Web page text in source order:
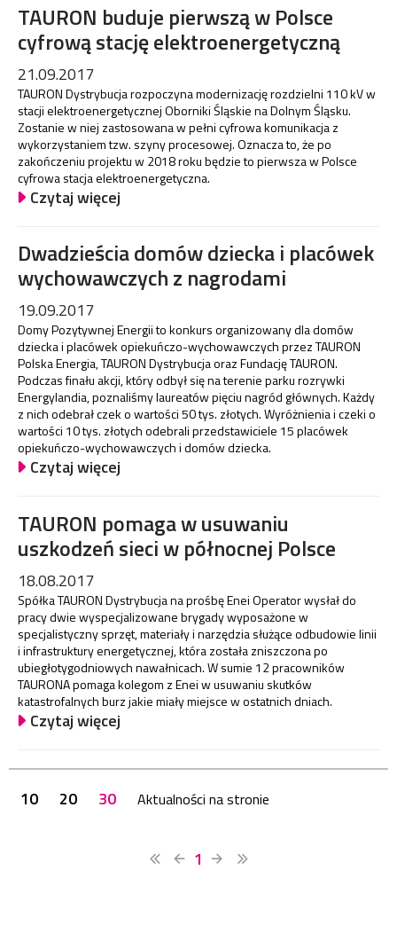
TAURON buduje pierwszą w Polsce
cyfrową stację elektroenergetyczną
21.09.2017
TAURON Dystrybucja rozpoczyna modernizację rozdzielni 110 kV w
stacji elektroenergetycznej Oborniki Śląskie na Dolnym Śląsku.
Zostanie w niej zastosowana w pełni cyfrowa komunikacja z
wykorzystaniem tzw. szyny procesowej. Oznacza to, że po
zakończeniu projektu w 2018 roku będzie to pierwsza w Polsce
cyfrowa stacja elektroenergetyczna.
Czytaj więcej
Dwadzieścia domów dziecka i placówek
wychowawczych z nagrodami
19.09.2017
Domy Pozytywnej Energii to konkurs organizowany dla domów
dziecka i placówek opiekuńczo-wychowawczych przez TAURON
Polska Energia, TAURON Dystrybucja oraz Fundację TAURON.
Podczas finału akcji, który odbył się na terenie parku rozrywki
Energylandia, poznaliśmy laureatów pięciu nagród głównych. Każdy
z nich odebrał czek o wartości 50 tys. złotych. Wyróżnienia i czeki o
wartości 10 tys. złotych odebrali przedstawiciele 15 placówek
opiekuńczo-wychowawczych i domów dziecka.
Czytaj więcej
TAURON pomaga w usuwaniu
uszkodzeń sieci w północnej Polsce
18.08.2017
Spółka TAURON Dystrybucja na prośbę Enei Operator wysłał do
pracy dwie wyspecjalizowane brygady wyposażone w
specjalistyczny sprzęt, materiały i narzędzia służące odbudowie linii
i infrastruktury energetycznej, która została zniszczona po
ubiegłotygodniowych nawałnicach. W sumie 12 pracowników
TAURONA pomaga kolegom z Enei w usuwaniu skutków
katastrofalnych burz jakie miały miejsce w ostatnich dniach.
Czytaj więcej
10 20 30 Aktualności na stronie
1